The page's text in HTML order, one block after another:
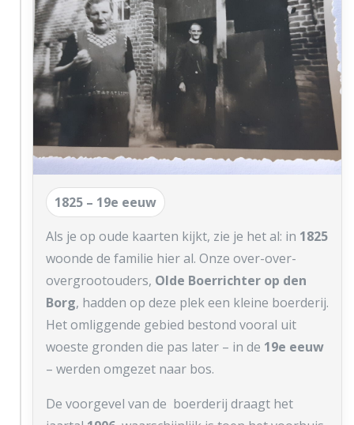
1825 – 19e eeuw
Als je op oude kaarten kijkt, zie je het al: in 1825
woonde de familie hier al. Onze over-over-
overgrootouders, Olde Boerrichter op den
Borg, hadden op deze plek een kleine boerderij.
Het omliggende gebied bestond vooral uit
woeste gronden die pas later – in de 19e eeuw
– werden omgezet naar bos.
De voorgevel van de boerderij draagt het